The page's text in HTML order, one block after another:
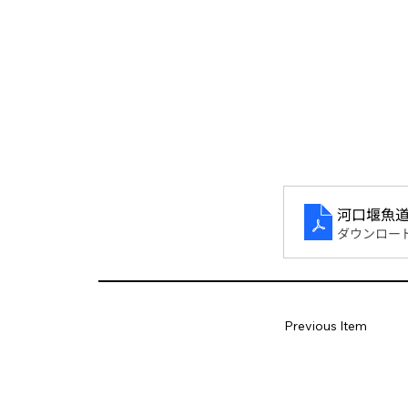
河口堰魚
ダウンロー
Previous Item